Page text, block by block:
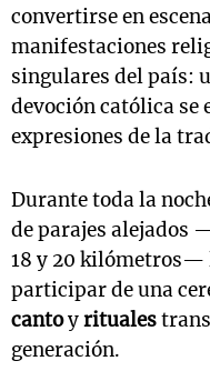
convertirse en
manifestaciones
singulares del país:
devoción católica se
expresiones de la
Durante toda la
de parajes alejados
18 y 20 kilómetros—
participar de una
cantoyrituales
generación.